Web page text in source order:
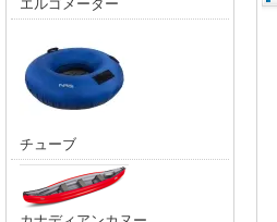
エルゴメーター
チューブ